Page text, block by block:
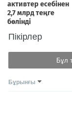
Пікірлер
Бұл
Бұрынғы